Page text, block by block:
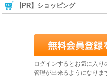
【PR】ショッピング
ログインするとお気に入り
管理が出来るようになりま